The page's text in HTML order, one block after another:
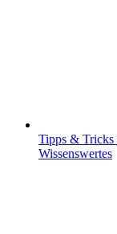
Tipps & Tricks
Wissenswertes